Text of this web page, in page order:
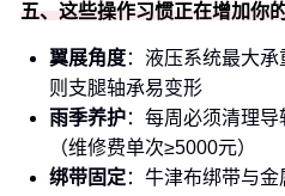
五、这些操作习惯正在增加你
翼展角度：液压系统最大
则支腿轴承易变形
雨季养护：每周必须清理
（维修费单次≥5000元）
绑带固定：牛津布绑带与